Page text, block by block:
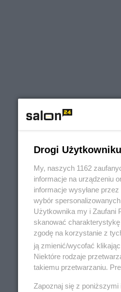
Drogi
My, naszych 1162
informacje na urządzeniu
informacje wysyłane
wybór
Użytkownika my i Zaufani
skanować
zgodę na korzystanie z
ją zmienić/wycofać
Niektóre rodzaje
takiemu przetwarzaniu.
Zapoznaj się z